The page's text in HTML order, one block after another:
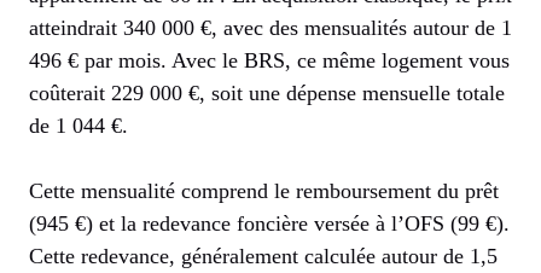
atteindrait 340 000 €, avec des mensualités autour de 1
496 € par mois. Avec le BRS, ce même logement vous
coûterait 229 000 €, soit une dépense mensuelle totale
de 1 044 €.
Cette mensualité comprend le remboursement du prêt
(945 €) et la redevance foncière versée à l’OFS (99 €).
Cette redevance, généralement calculée autour de 1,5